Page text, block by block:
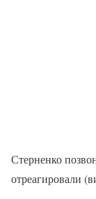
Стерненко
отреагировали